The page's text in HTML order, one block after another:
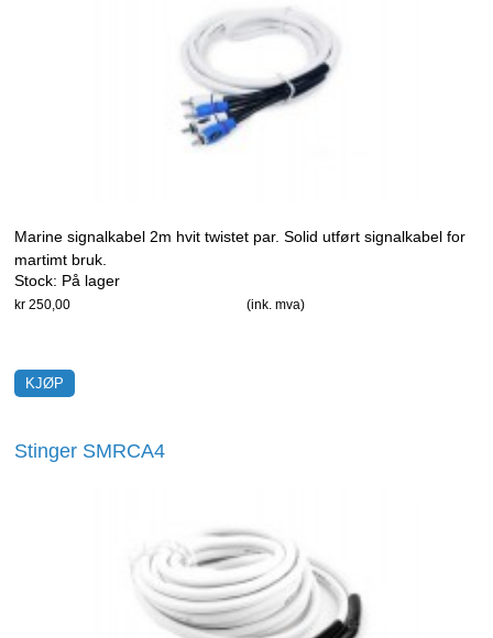
Marine signalkabel 2m hvit twistet par. Solid utført signalkabel for
martimt bruk.
Stock: På lager
kr 250,00 (ink. mva)
Stinger SMRCA4